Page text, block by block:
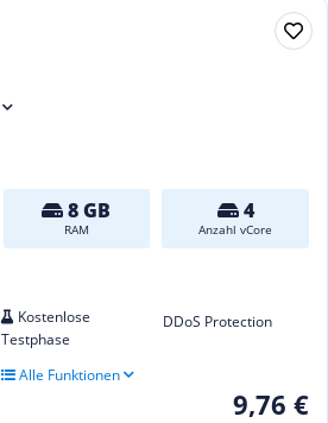
8 GB
RAM
4
Anzahl vCore
Kostenlose
Testphase
DDoS Protection
Alle Funktionen
9,76 €